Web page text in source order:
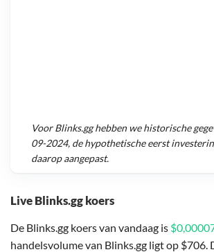
Live Blinks.gg koers
De Blinks.gg koers van vandaag is
handelsvolume van Blinks.gg ligt op $706.
VoorBlinks.gghebben we historische
09-2024, de hypothetische eerst
daarop aangepast.